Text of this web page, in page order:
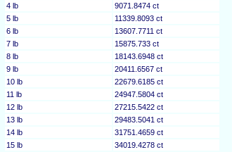
4 lb
9071.8474 ct
5 lb
11339.8093 ct
6 lb
13607.7711 ct
7 lb
15875.733 ct
8 lb
18143.6948 ct
9 lb
20411.6567 ct
10 lb
22679.6185 ct
11 lb
24947.5804 ct
12 lb
27215.5422 ct
13 lb
29483.5041 ct
14 lb
31751.4659 ct
15 lb
34019.4278 ct